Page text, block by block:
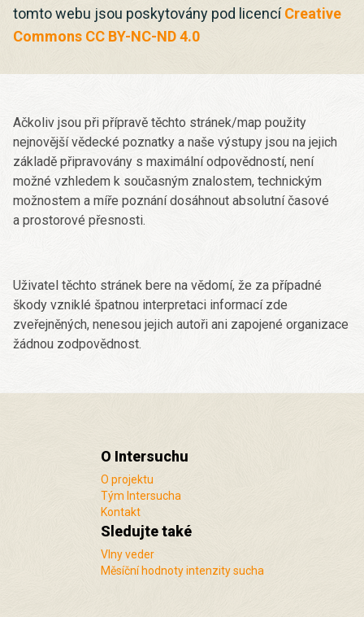
tomto webu jsou poskytovány pod licencí Creative
Commons CC BY-NC-ND 4.0
Ačkoliv jsou při přípravě těchto stránek/map použity
nejnovější vědecké poznatky a naše výstupy jsou na jejich
základě připravovány s maximální odpovědností, není
možné vzhledem k současným znalostem, technickým
možnostem a míře poznání dosáhnout absolutní časové
a prostorové přesnosti.
Uživatel těchto stránek bere na vědomí, že za případné
škody vzniklé špatnou interpretaci informací zde
zveřejněných, nenesou jejich autoři ani zapojené organizace
žádnou zodpovědnost.
O Intersuchu
O projektu
Tým Intersucha
Kontakt
Sledujte také
Vlny veder
Měsíční hodnoty intenzity sucha